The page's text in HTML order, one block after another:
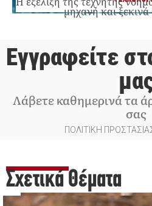
μηχανή και
Εγγραφείτε
Λάβετε καθημερινά τα
σας
ΠΟΛΙΤΙΚΗ
Σχετικά Θέματα